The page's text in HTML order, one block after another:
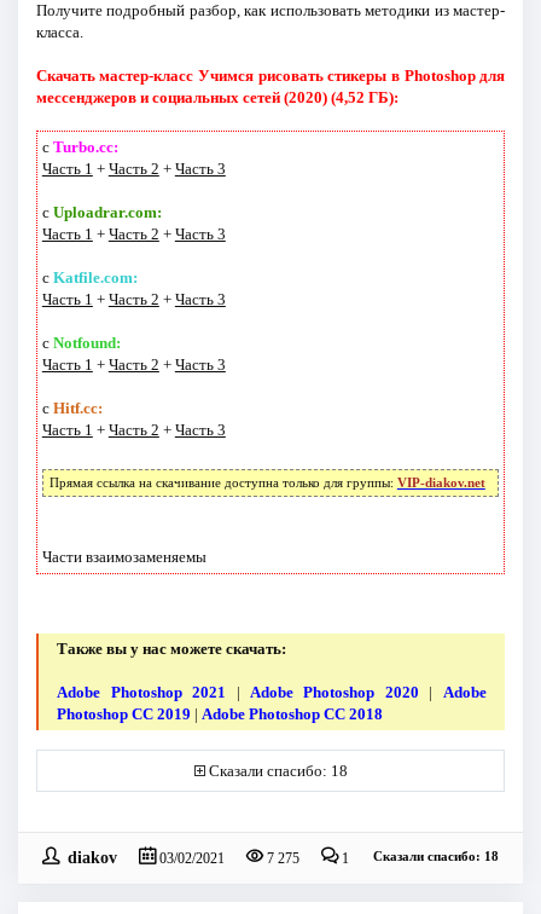
Получите подробный разбор, как использовать методики из мастер-
класса.
Скачать мастер-класс Учимся рисовать стикеры в Photoshop для
мессенджеров и социальных сетей (2020) (4,52 ГБ):
с Turbo.cc:
Часть 1 + Часть 2 + Часть 3
с Uploadrar.com:
Часть 1 + Часть 2 + Часть 3
с Katfile.com:
Часть 1 + Часть 2 + Часть 3
с Notfound:
Часть 1 + Часть 2 + Часть 3
с Hitf.cc:
Часть 1 + Часть 2 + Часть 3
Прямая ссылка на скачивание доступна только для группы: VIP-diakov.net
Части взаимозаменяемы
Также вы у нас можете скачать:
Adobe Photoshop 2021 | Adobe Photoshop 2020 | Adobe
Photoshop CC 2019 |Adobe Photoshop CC 2018
Сказали спасибо: 18
diakov 03/02/2021 7 275 1 Сказали спасибо: 18